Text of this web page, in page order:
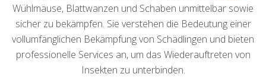
Wühlmäuse, Blattwanzen und Schaben unmittelbar sowie
sicher zu bekämpfen. Sie verstehen die Bedeutung einer
vollumfänglichen Bekämpfung von Schädlingen und bieten
professionelle Services an, um das Wiederauftreten von
Insekten zu unterbinden.